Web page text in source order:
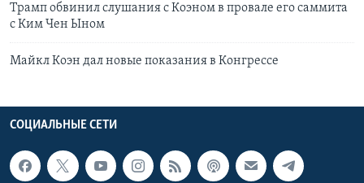
Трамп обвинил слушания с Коэном в провале его саммита
с Ким Чен Ыном
Майкл Коэн дал новые показания в Конгрессе
СОЦИАЛЬНЫЕ СЕТИ